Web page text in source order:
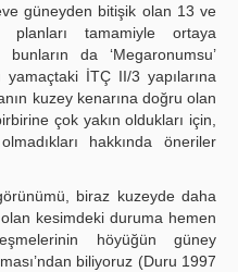
güneyden bitişik olan 13 ve
tamamiyle ortaya
bunların da ‘Megaronumsu’
İTÇ II/3 yapılarına
kuzey kenarına doğru olan
çok yakın oldukları için,
hakkında öneriler
biraz kuzeyde daha
kesimdeki duruma hemen
höyüğün güney
biliyoruz (Duru 1997